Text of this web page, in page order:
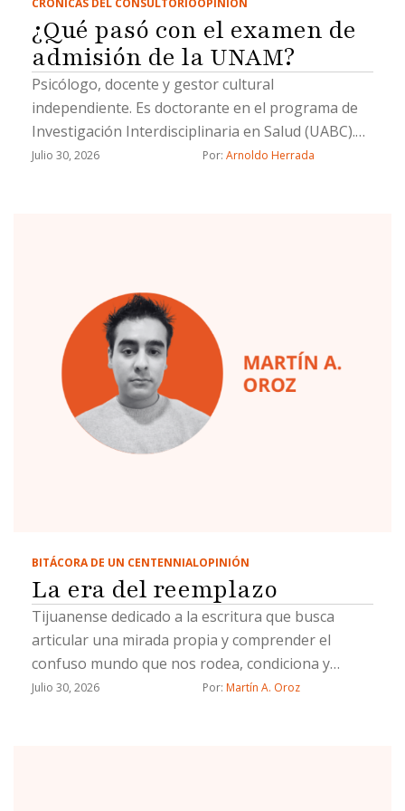
¿Qué pasó con el examen de
admisión de la UNAM?
Psicólogo, docente y gestor cultural
independiente. Es doctorante en el programa de
Investigación Interdisciplinaria en Salud (UABC).
Su línea de investigación es la salud pública
Julio 30, 2026 Por: Arnoldo Herrada
BITÁCORA DE UN CENTENNIALOPINIÓN
La era del reemplazo
Tijuanense dedicado a la escritura que busca
articular una mirada propia y comprender el
confuso mundo que nos rodea, condiciona y
define.
Julio 30, 2026 Por: Martín A. Oroz